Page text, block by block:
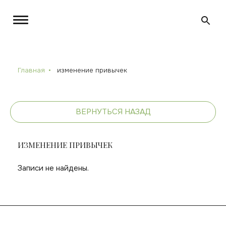
Главная изменение привычек
ВЕРНУТЬСЯ НАЗАД
ИЗМЕНЕНИЕ ПРИВЫЧЕК
Записи не найдены.